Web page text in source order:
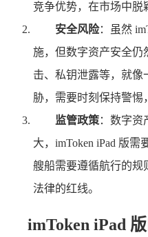
竞争优势，在市场中脱
安全风险：虽然
施，但数字资产安全仍
击、私钥泄露等，就像
胁，需要时刻保持警惕
监管政策：数字资
大，imToken iPad 版
艘船需要遵循航行的规
法律的红线。
imToken iPad